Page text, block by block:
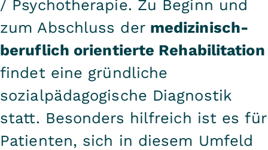
/ Psychotherapie. Zu Beginn und
zum Abschluss der medizinisch-
beruflich orientierte Rehabilitation
findet eine gründliche
sozialpädagogische Diagnostik
statt. Besonders hilfreich ist es für
Patienten, sich in diesem Umfeld